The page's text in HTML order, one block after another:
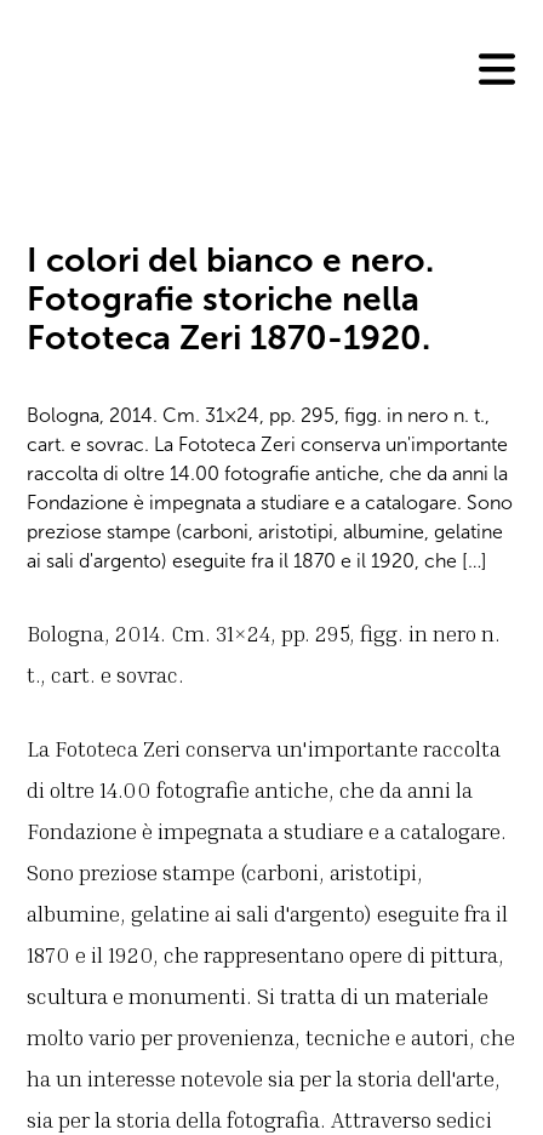
I colori del bianco e nero.
Fotografie storiche nella
Fototeca Zeri 1870-1920.
Bologna, 2014. Cm. 31×24, pp. 295, figg. in nero n. t.,
cart. e sovrac. La Fototeca Zeri conserva un'importante
raccolta di oltre 14.00 fotografie antiche, che da anni la
Fondazione è impegnata a studiare e a catalogare. Sono
preziose stampe (carboni, aristotipi, albumine, gelatine
ai sali d'argento) eseguite fra il 1870 e il 1920, che […]
Bologna, 2014. Cm. 31×24, pp. 295, figg. in nero n.
t., cart. e sovrac.
La Fototeca Zeri conserva un'importante raccolta
di oltre 14.00 fotografie antiche, che da anni la
Fondazione è impegnata a studiare e a catalogare.
Sono preziose stampe (carboni, aristotipi,
albumine, gelatine ai sali d'argento) eseguite fra il
1870 e il 1920, che rappresentano opere di pittura,
scultura e monumenti. Si tratta di un materiale
molto vario per provenienza, tecniche e autori, che
ha un interesse notevole sia per la storia dell'arte,
sia per la storia della fotografia. Attraverso sedici